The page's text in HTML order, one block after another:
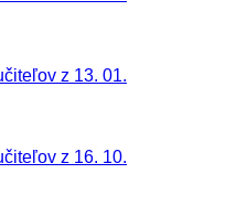
z 13. 01.
z 16. 10.